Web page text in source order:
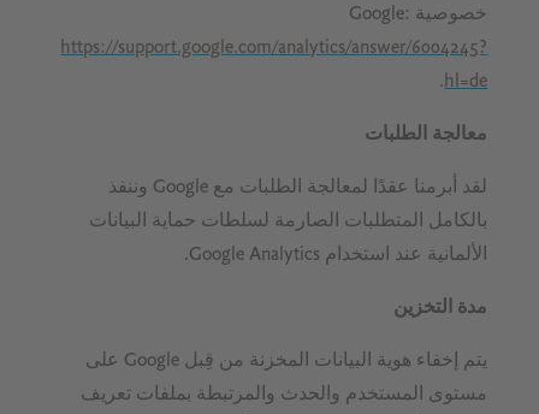
خصوصية Google:
https://support.google.com/analytics/answer/6004245?
hl=de
.
معالجة الطلبات
لقد أبرمنا عقدًا لمعالجة الطلبات مع Google وننفذ
بالكامل المتطلبات الصارمة لسلطات حماية البيانات
الألمانية عند استخدام Google Analytics.
مدة التخزين
يتم إخفاء هوية البيانات المخزنة من قِبل Google على
مستوى المستخدم والحدث والمرتبطة بملفات تعريف